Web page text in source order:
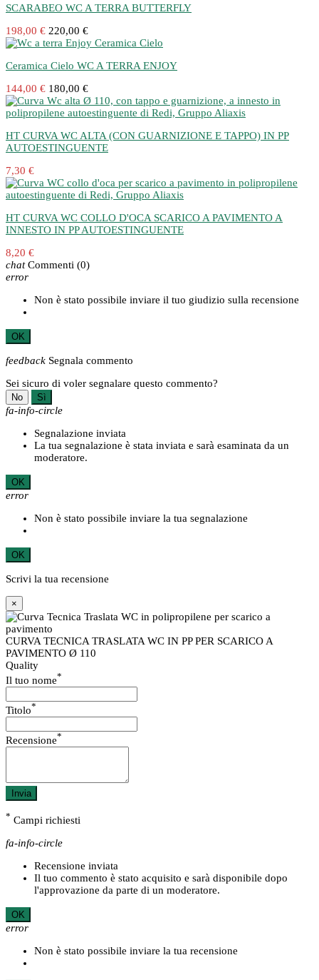
SCARABEO WC A TERRA BUTTERFLY
198,00 € 220,00 €
Ceramica Cielo WC A TERRA ENJOY
144,00 € 180,00 €
HT CURVA WC ALTA (CON GUARNIZIONE E TAPPO) IN PP
AUTOESTINGUENTE
7,30 €
HT CURVA WC COLLO D'OCA SCARICO A PAVIMENTO A
INNESTO IN PP AUTOESTINGUENTE
8,20 €
chat Commenti (0)
error
Non è stato possibile inviare il tuo giudizio sulla recensione
OK
feedback Segnala commento
Sei sicuro di voler segnalare questo commento?
No Sì
fa-info-circle
Segnalazione inviata
La tua segnalazione è stata inviata e sarà esaminata da un
moderatore.
OK
error
Non è stato possibile inviare la tua segnalazione
OK
Scrivi la tua recensione
×
CURVA TECNICA TRASLATA WC IN PP PER SCARICO A
PAVIMENTO Ø 110
Quality
Il tuo nome*
Titolo*
Recensione*
Invia
* Campi richiesti
fa-info-circle
Recensione inviata
Il tuo commento è stato acquisito e sarà disponibile dopo
l'approvazione da parte di un moderatore.
OK
error
Non è stato possibile inviare la tua recensione